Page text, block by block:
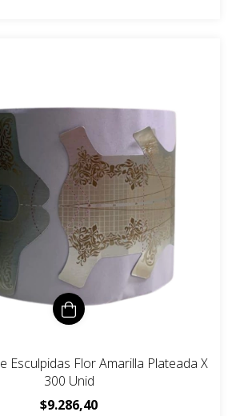
Esculpidas Flor Amarilla Plateada X
300 Unid
$9.286,40